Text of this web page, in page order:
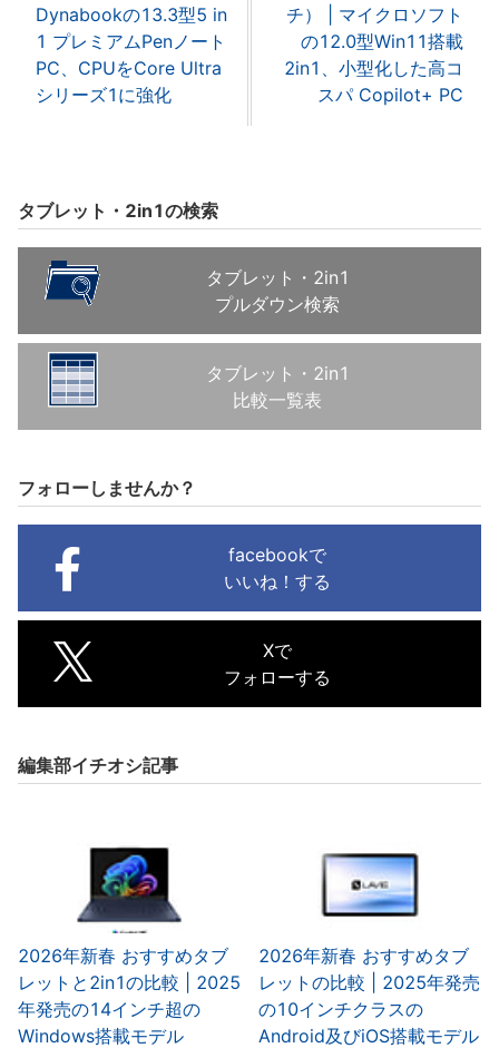
Dynabookの13.3型5 in
1 プレミアムPenノート
PC、CPUをCore Ultra
シリーズ1に強化
チ） | マイクロソフト
の12.0型Win11搭載
2in1、小型化した高コ
スパ Copilot+ PC
タブレット・2in1の検索
タブレット・2in1
プルダウン検索
タブレット・2in1
比較一覧表
フォローしませんか？
facebookで
いいね！する
Xで
フォローする
編集部イチオシ記事
2026年新春 おすすめタブ
レットと2in1の比較 | 2025
年発売の14インチ超の
Windows搭載モデル
2026年新春 おすすめタブ
レットの比較 | 2025年発売
の10インチクラスの
Android及びiOS搭載モデル